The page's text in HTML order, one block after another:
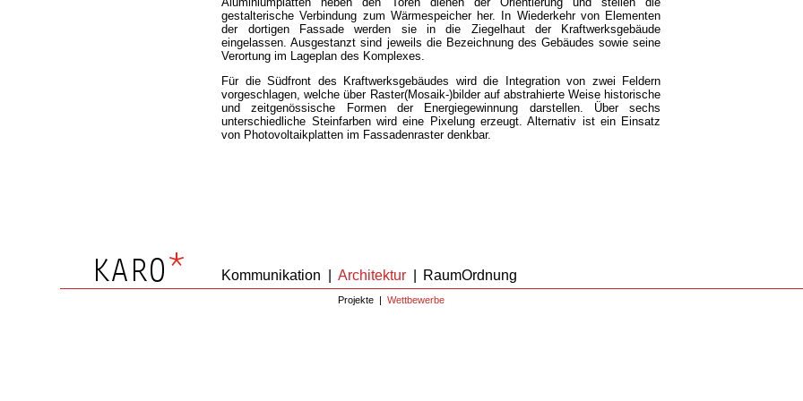
gestalterische Verbindung zum Wärmespeicher her. In Wiederkehr von Elementen
der dortigen Fassade werden sie in die Ziegelhaut der Kraftwerksgebäude
eingelassen. Ausgestanzt sind jeweils die Bezeichnung des Gebäudes sowie seine
Verortung im Lageplan des Komplexes.
Für die Südfront des Kraftwerksgebäudes wird die Integration von zwei Feldern
vorgeschlagen, welche über Raster(Mosaik-)bilder auf abstrahierte Weise historische
und zeitgenössische Formen der Energiegewinnung darstellen. Über sechs
unterschiedliche Steinfarben wird eine Pixelung erzeugt. Alternativ ist ein Einsatz
von Photovoltaikplatten im Fassadenraster denkbar.
Projekte |Wettbewerbe
Kommunikation Architektur RaumOrdnung